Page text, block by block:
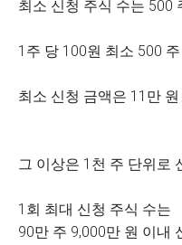
최소 신청 주식 수는 500
1주 당 100원 최소 500
최소 신청 금액은 11만
그 이상은 1천 주 단위로
1회 최대 신청 주식 수는
90만 주 9,000만 원 이내